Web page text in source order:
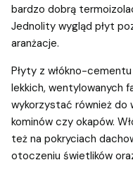
bardzo dobrą
Jednolity wygląd płyt
aranżacje.
Płyty z włókno-
lekkich, wentylowanych
wykorzystać również do
kominów czy okapów.
też na pokryciach
otoczeniu świetlików